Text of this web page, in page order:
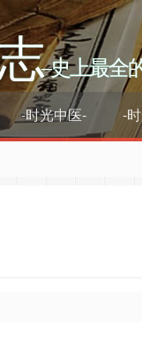
–史上最全
-时光中医- -